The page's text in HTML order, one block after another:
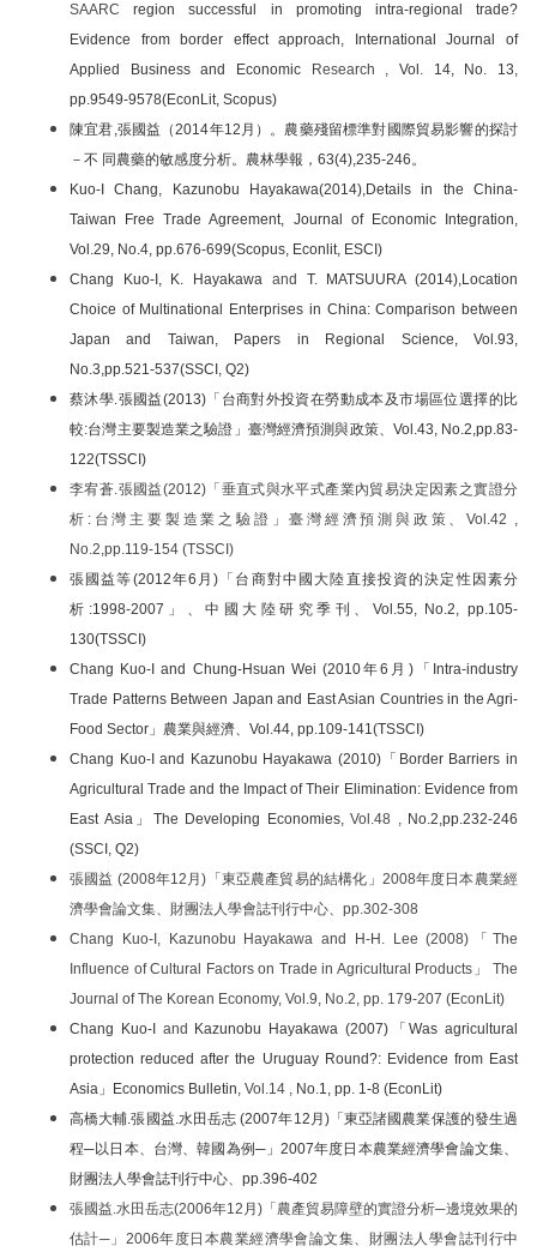
SAARCregion successful in promoting intra-regional trade?
Evidence from border effect approach, International Journal of
Applied Business and Economic
Research ,Vol. 14, No. 13,
pp.9549-9578(EconLit, Scopus)
陳宜君,張國益（2014年12月）。農藥殘留標準對國際貿易影響的探討
－不 同農藥的敏感度分析。農林學報，63(4),235-246。
Kuo-I Chang, Kazunobu Hayakawa(2014),Details in the China-
Taiwan Free Trade Agreement, Journal of Economic Integration,
Vol.29, No.4, pp.676-699(Scopus, Econlit, ESCI)
Chang Kuo-I, K. Hayakawa and T. MATSUURA (2014),Location
Choice of Multinational Enterprises in China: Comparison between
Japan and Taiwan, Papers in Regional Science, Vol.93,
No.3,pp.521-537(SSCI, Q2)
蔡沐學.張國益(2013)「台商對外投資在勞動成本及市場區位選擇的比
較:台灣主要製造業之驗證」臺灣經濟預測與政策、Vol.43, No.2,pp.83-
122(TSSCI)
李宥蒼.張國益(2012)「垂直式與水平式產業內貿易決定因素之實證分
析:台灣主要製造業之驗證」臺灣經濟預測與政策、Vol.42 ,
No.2,pp.119-154 (TSSCI)
張國益等(2012年6月)「台商對中國大陸直接投資的決定性因素分
析:1998-2007」、中國大陸研究季刊、Vol.55, No.2, pp.105-
130(TSSCI)
Chang Kuo-I and Chung-Hsuan Wei (2010年6月)「Intra-industry
Trade Patterns Between Japan and East Asian Countries in the Agri-
Food Sector」農業與經濟、Vol.44, pp.109-141(TSSCI)
Chang Kuo-I and Kazunobu Hayakawa (2010)「Border Barriers in
Agricultural Trade and the Impact of Their Elimination: Evidence from
East Asia」The Developing Economies, Vol.48 , No.2,pp.232-246
(SSCI, Q2)
張國益 (2008年12月)「東亞農產貿易的結構化」2008年度日本農業經
濟學會論文集、財團法人學會誌刊行中心、pp.302-308
Chang Kuo-I, Kazunobu Hayakawa and H-H. Lee (2008)「The
Influence of Cultural Factors on Trade in Agricultural Products」 The
Journal of The Korean Economy, Vol.9, No.2, pp. 179-207 (EconLit)
Chang Kuo-I and
Kazunobu Hayakawa (2007)「Was agricultural
protection reduced after the Uruguay Round?: Evidence from East
Asia」Economics Bulletin, Vol.14 , No.1, pp. 1-8 (EconLit)
高橋大輔.張國益.水田岳志 (2007年12月)「東亞諸國農業保護的發生過
程─以日本、台灣、韓國為例─」2007年度日本農業經濟學會論文集、
財團法人學會誌刊行中心、pp.396-402
張國益.水田岳志(2006年12月)「農產貿易障壁的實證分析─邊境效果的
估計─」2006年度日本農業經濟學會論文集、財團法人學會誌刊行中